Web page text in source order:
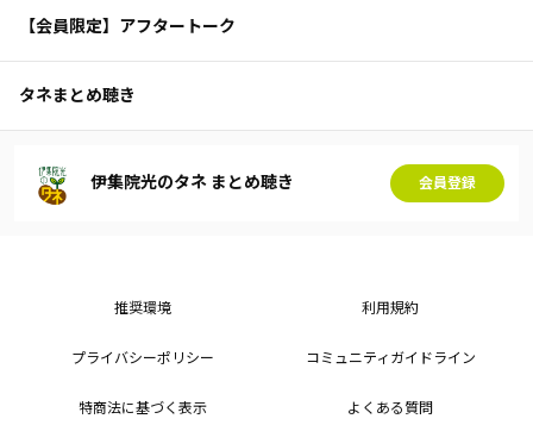
【会員限定】アフタートーク
タネまとめ聴き
伊集院光のタネ まとめ聴き 会員登録
推奨環境 利用規約
プライバシーポリシー コミュニティガイドライン
特商法に基づく表示 よくある質問